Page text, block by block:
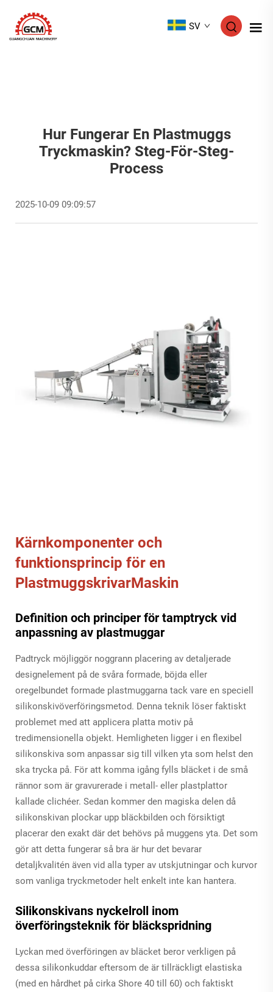
SV
Hur Fungerar En Plastmuggs
Tryckmaskin? Steg-För-Steg-
Process
2025-10-09 09:09:57
Kärnkomponenter och
funktionsprincip för en
PlastmuggskrivarMaskin
Definition och principer för tamptryck vid
anpassning av plastmuggar
Padtryck möjliggör noggrann placering av detaljerade
designelement på de svåra formade, böjda eller
oregelbundet formade plastmuggarna tack vare en speciell
silikonskivöverföringsmetod. Denna teknik löser faktiskt
problemet med att applicera platta motiv på
tredimensionella objekt. Hemligheten ligger i en flexibel
silikonskiva som anpassar sig till vilken yta som helst den
ska trycka på. För att komma igång fylls bläcket i de små
rännor som är gravurerade i metall- eller plastplattor
kallade clichéer. Sedan kommer den magiska delen då
silikonskivan plockar upp bläckbilden och försiktigt
placerar den exakt där det behövs på muggens yta. Det som
gör att detta fungerar så bra är hur det bevarar
detaljkvalitén även vid alla typer av utskjutningar och kurvor
som vanliga tryckmetoder helt enkelt inte kan hantera.
Silikonskivans nyckelroll inom
överföringsteknik för bläckspridning
Lyckan med överföringen av bläcket beror verkligen på
dessa silikonkuddar eftersom de är tillräckligt elastiska
(med en hårdhet på cirka Shore 40 till 60) och faktiskt